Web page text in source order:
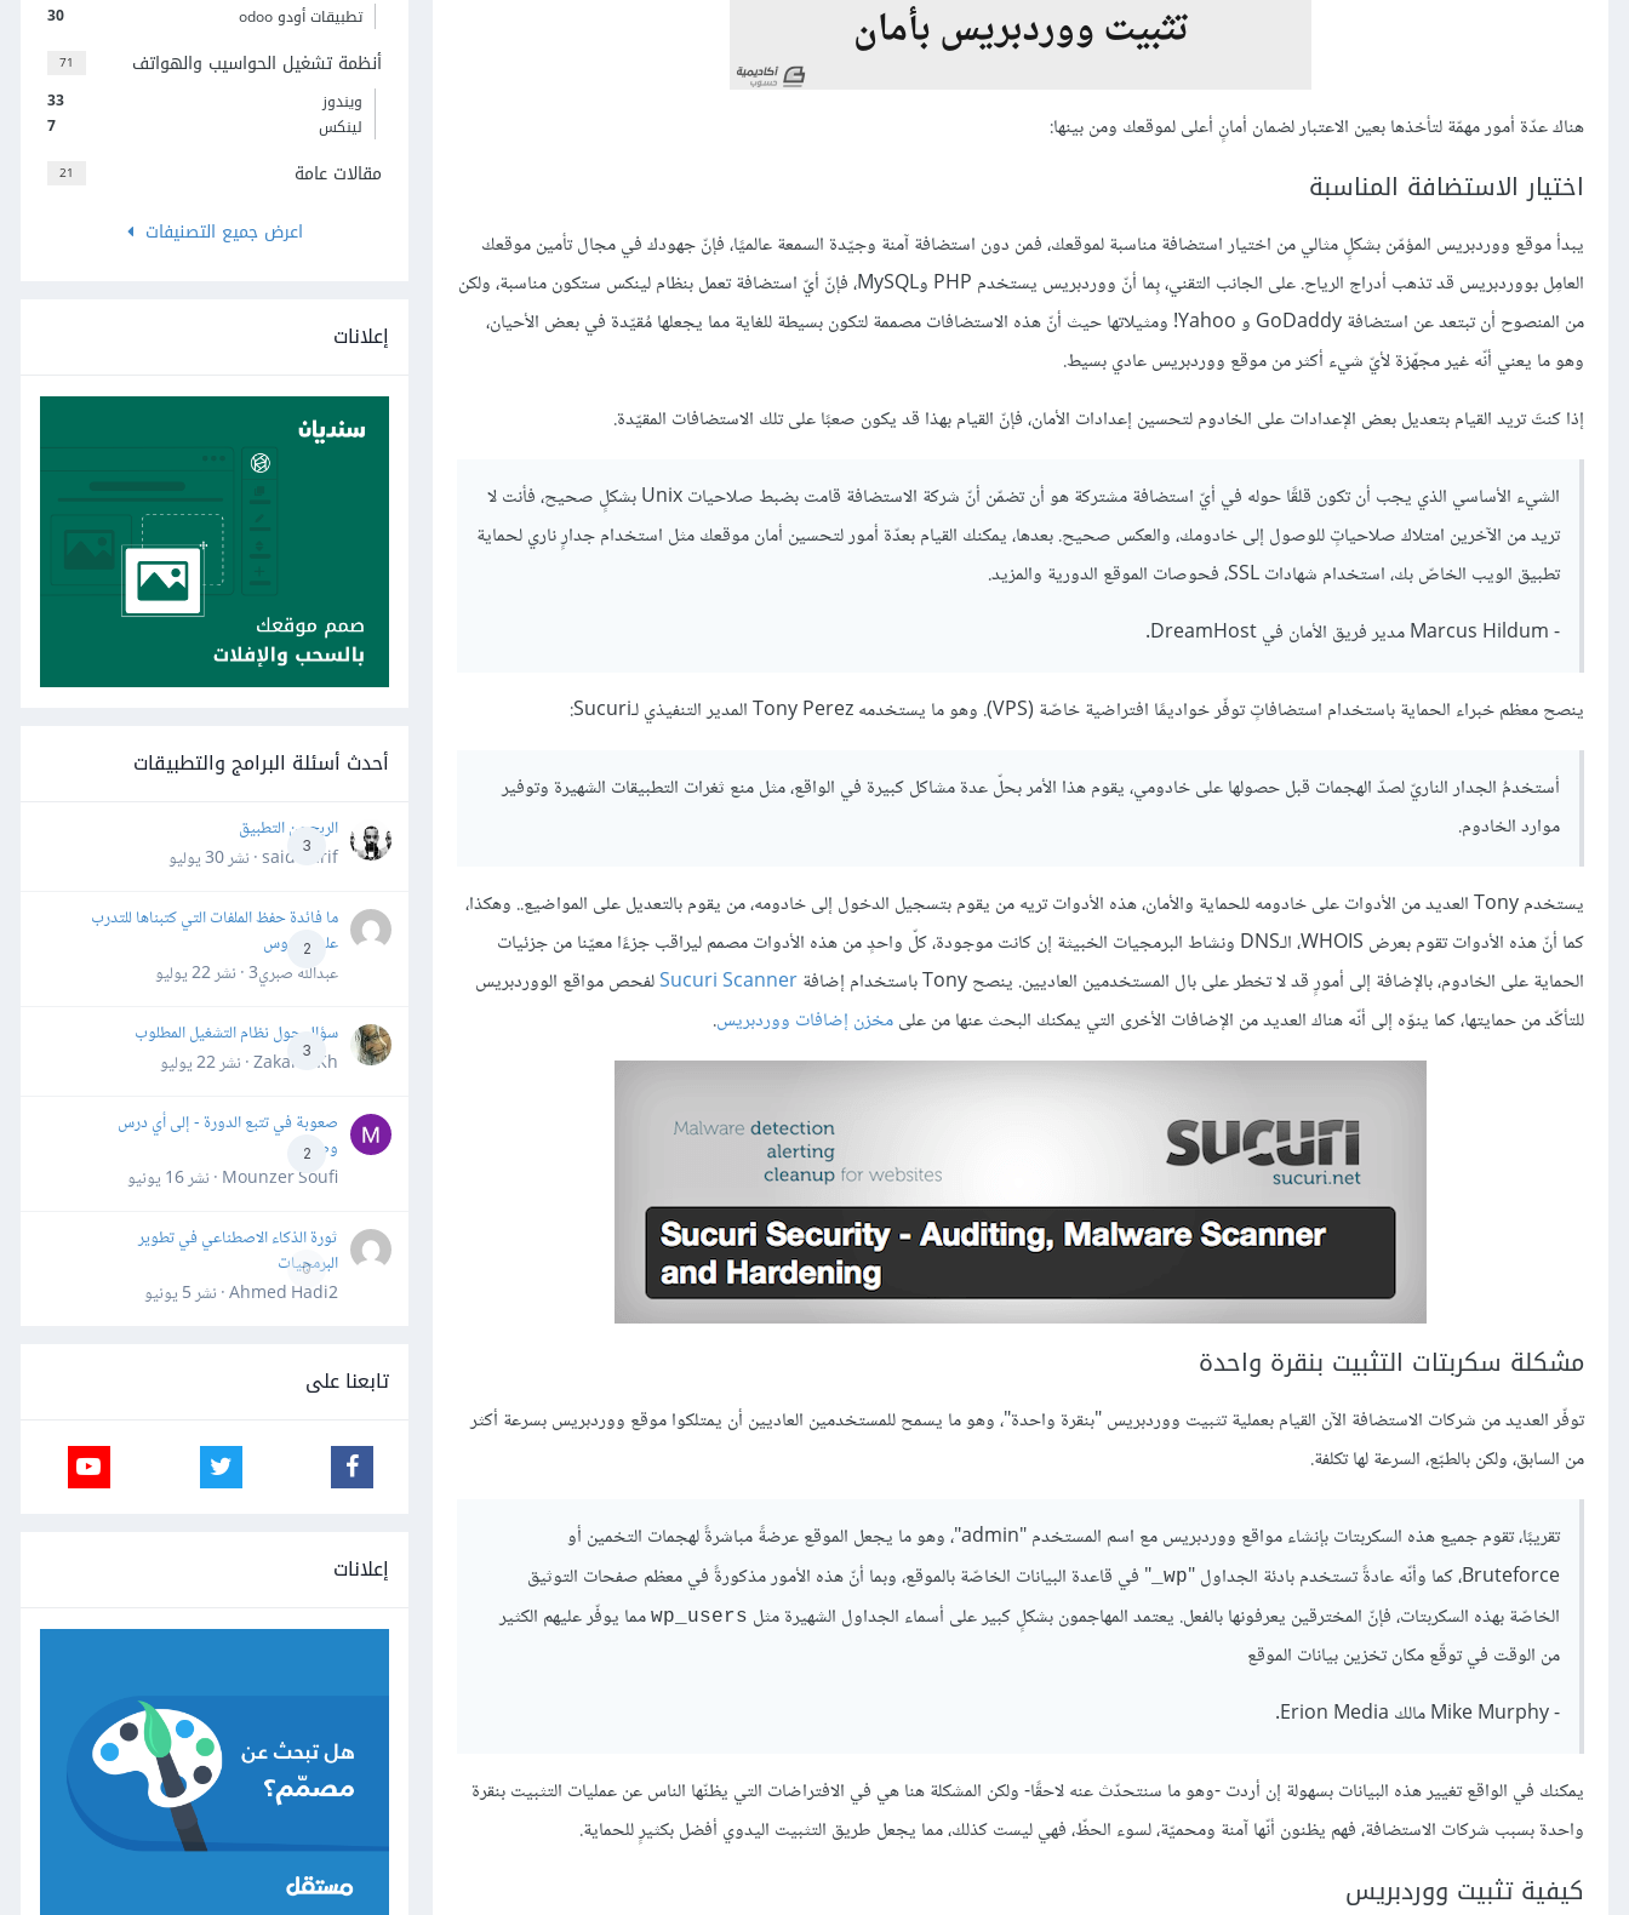
هناك عدّة أمور مهمّة لتأخذها بعين الاعتبار لضمان أمانٍ أعلى لموقعك ومن بينها:
اختيار الاستضافة المناسبة
يبدأ موقع ووردبريس المؤمّن بشكلٍ مثالي من اختيار استضافة مناسبة لموقعك، فمن دون استضافة آمنة وجيّدة السمعة عالميًا، فإنّ جهودك في مجال تأمين موقعك
العامِل بووردبريس قد تذهب أدراج الرياح. على الجانب التقني، بِما أنّ ووردبريس يستخدم PHP وMySQL، فإنّ أيّ استضافة تعمل بنظام لينكس ستكون مناسبة، ولكن
من المنصوح أن تبتعد عن استضافة GoDaddy و Yahoo! ومثيلاتها حيث أنّ هذه الاستضافات مصممة لتكون بسيطة للغاية مما يجعلها مُقيّدة في بعض الأحيان،
وهو ما يعني أنّه غير مجهّزة لأيّ شيء أكثر من موقع ووردبريس عادي بسيط.
إذا كنتَ تريد القيام بتعديل بعض الإعدادات على الخادوم لتحسين إعدادات الأمان، فإنّ القيام بهذا قد يكون صعبًا على تلك الاستضافات المقيّدة.
الشيء الأساسي الذي يجب أن تكون قلقًا حوله في أيّ استضافة مشتركة هو أن تضمّن أنّ شركة الاستضافة قامت بضبط صلاحيات Unix بشكلٍ صحيح، فأنت لا
تريد من الآخرين امتلاك صلاحياتٍ للوصول إلى خادومك، والعكس صحيح. بعدها، يمكنك القيام بعدّة أمور لتحسين أمان موقعك مثل استخدام جدارٍ ناري لحماية
تطبيق الويب الخاصّ بك، استخدام شهادات SSL، فحوصات الموقع الدورية والمزيد.
- Marcus Hildum مدير فريق الأمان في DreamHost.
ينصح معظم خبراء الحماية باستخدام استضافاتٍ توفّر خواديمًا افتراضية خاصّة (VPS). وهو ما يستخدمه Tony Perez المدير التنفيذي لـSucuri:
أستخدمُ الجدار الناريّ لصدّ الهجمات قبل حصولها على خادومي، يقوم هذا الأمر بحلّ عدة مشاكل كبيرة في الواقع، مثل منع ثغرات التطبيقات الشهيرة وتوفير
موارد الخادوم.
يستخدم Tony العديد من الأدوات على خادومه للحماية والأمان، هذه الأدوات تريه من يقوم بتسجيل الدخول إلى خادومه، من يقوم بالتعديل على المواضيع.. وهكذا،
كما أنّ هذه الأدوات تقوم بعرض WHOIS، الـDNS ونشاط البرمجيات الخبيثة إن كانت موجودة، كلّ واحدٍ من هذه الأدوات مصمم ليراقب جزءًا معيّنا من جزئيات
الحماية على الخادوم، بالإضافة إلى أمورٍ قد لا تخطر على بال المستخدمين العاديين. ينصح Tony باستخدام إضافة
Sucuri Scannerلفحص مواقع الووردبريس
للتأكّد من حمايتها، كما ينوّه إلى أنّه هناك العديد من الإضافات الأخرى التي يمكنك البحث عنها من علىمخزن إضافات ووردبريس.
مشكلة سكربتات التثبيت بنقرة واحدة
توفّر العديد من شركات الاستضافة الآن القيام بعملية تثبيت ووردبريس "بنقرة واحدة"، وهو ما يسمح للمستخدمين العاديين أن يمتلكوا موقع ووردبريس بسرعة أكثر
من السابق، ولكن بالطبّع، السرعة لها تكلفة.
تقريبًا، تقوم جميع هذه السكربتات بإنشاء مواقع ووردبريس مع اسم المستخدم "admin"، وهو ما يجعل الموقع عرضةً مباشرةً لهجمات التخمين أو
Bruteforce، كما وأنّه عادةً تستخدم بادئة الجداول "
wp_ " في قاعدة البيانات الخاصّة بالموقع، وبما أنّ هذه الأمور مذكورةً في معظم صفحات التوثيق
الخاصّة بهذه السكربتات، فإنّ المخترقين يعرفونها بالفعل. يعتمد المهاجمون بشكلٍ كبير على أسماء الجداول الشهيرة مثل wp_users مما يوفّر عليهم الكثير
من الوقت في توقّع مكان تخزين بيانات الموقع
- Mike Murphy مالك Erion Media.
يمكنك في الواقع تغيير هذه البيانات بسهولة إن أردت -وهو ما سنتحدّث عنه لاحقًا- ولكن المشكلة هنا هي في الافتراضات التي يظنّها الناس عن عمليات التثبيت بنقرة
واحدة بسبب شركات الاستضافة، فهم يظنون أنّها آمنة ومحميّة، لسوء الحظّ، فهي ليست كذلك، مما يجعل طريق التثبيت اليدوي أفضل بكثيرٍ للحماية.
كيفية تثبيت ووردبريس
30 تطبيقات أودو odoo
71 أنظمة تشغيل الحواسيب والهواتف
33
ويندوز
7
لينكس
21
مقالات عامة
اعرض جميع التصنيفات
إعلانات
أحدث أسئلة البرامج والتطبيقات
3
الربح من التطبيق
said darif · نشر
30 يوليو
2
ما فائدة حفظ الملفات التي كتبناها للتدرب
على الدروس
عبدالله صبري3 · نشر
22 يوليو
3
سؤال حول نظام التشغيل المطلوب
Zakaria Kh · نشر
22 يوليو
2
صعوبة في تتبع الدورة - إلى أي درس
وصلت؟
Mounzer Soufi · نشر
16 يونيو
0
ثورة الذكاء الاصطناعي في تطوير
البرمجيات
Ahmed Hadi2 · نشر
5 يونيو
تابعنا على
إعلانات